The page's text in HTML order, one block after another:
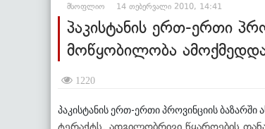
მსოფლიო 14 თებერვალი 2010, 14:41
პაკისტანის ერთ-ერთი
მოწყობილობა
1220
პაკისტანის ერთ-ერთი პროვინციის